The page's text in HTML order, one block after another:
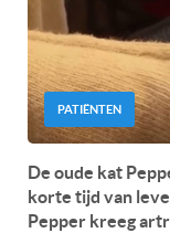
PATIËNTEN
De oude kat
korte tijd van
Pepper kreeg